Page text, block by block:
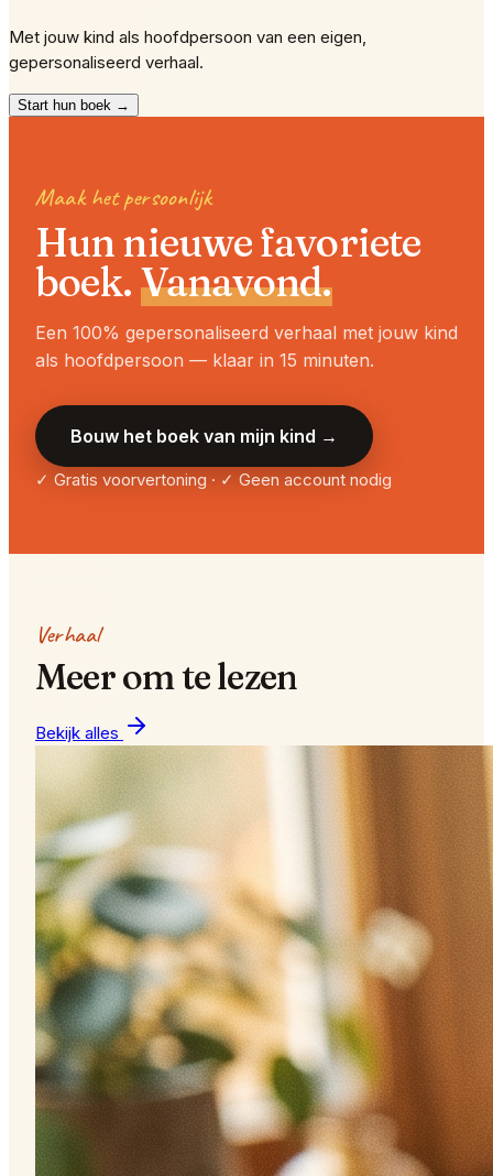
Met jouw kind als hoofdpersoon van een eigen,
gepersonaliseerd verhaal.
Start hun boek →
Maak het persoonlijk
Hun nieuwe favoriete
boek. Vanavond.
Een 100% gepersonaliseerd verhaal met jouw kind
als hoofdpersoon — klaar in 15 minuten.
Bouw het boek van mijn kind →
✓ Gratis voorvertoning · ✓ Geen account nodig
Verhaal
Meer om te lezen
Bekijk alles